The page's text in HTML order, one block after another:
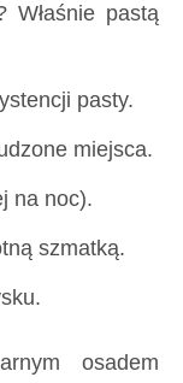
Właśnie pastą
pasty.
miejsca.
na noc).
szmatką.
osadem